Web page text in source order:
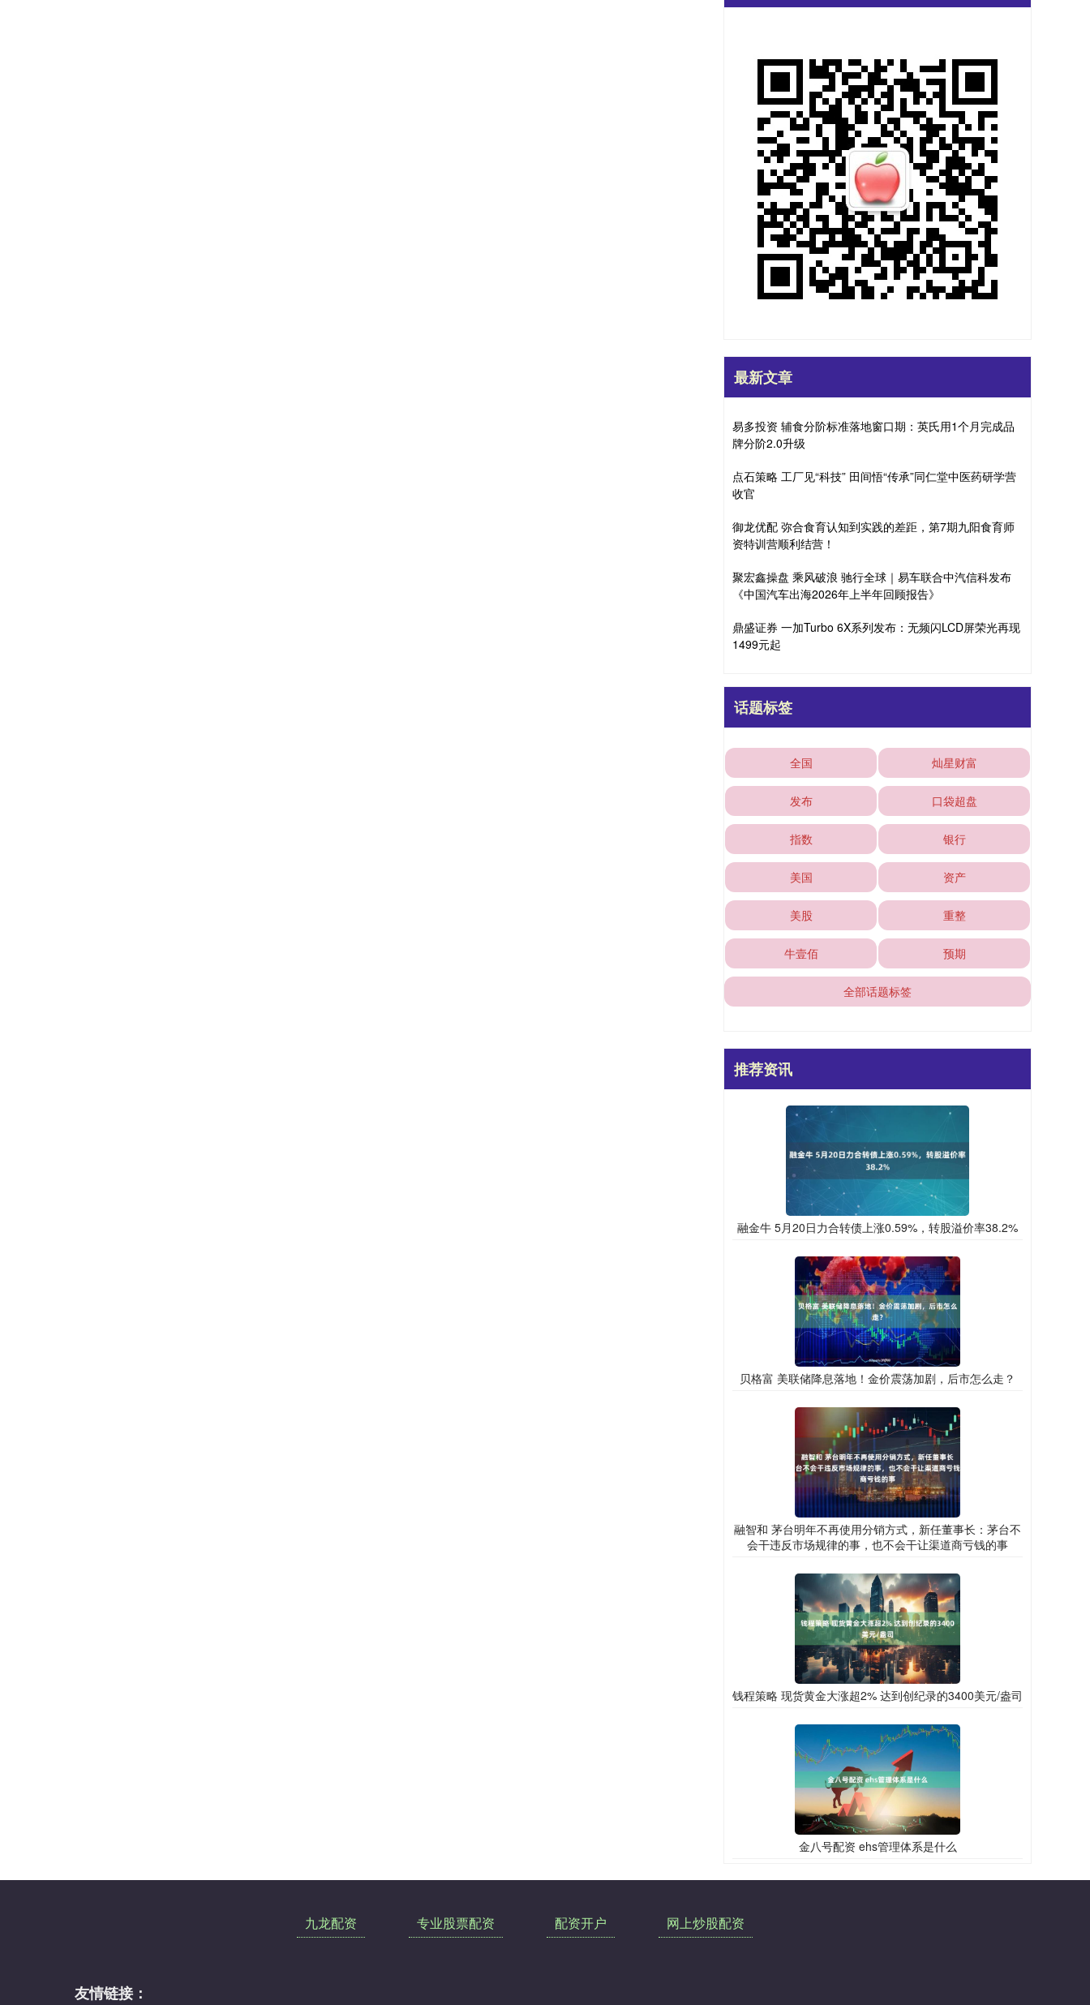
最新文章
易多投资 辅食分阶标准落地窗口期：英氏用1个月完成品
牌分阶2.0升级
点石策略 工厂见“科技” 田间悟“传承”同仁堂中医药研学营
收官
御龙优配 弥合食育认知到实践的差距，第7期九阳食育师
资特训营顺利结营！
聚宏鑫操盘 乘风破浪 驰行全球｜易车联合中汽信科发布
《中国汽车出海2026年上半年回顾报告》
鼎盛证券 一加Turbo 6X系列发布：无频闪LCD屏荣光再现
1499元起
话题标签
全国 灿星财富
发布 口袋超盘
指数 银行
美国 资产
美股 重整
牛壹佰 预期
全部话题标签
推荐资讯
融金牛 5月20日力合转债上涨0.59%，转股溢价率38.2%
贝格富 美联储降息落地！金价震荡加剧，后市怎么走？
融智和 茅台明年不再使用分销方式，新任董事长：茅台不
会干违反市场规律的事，也不会干让渠道商亏钱的事
钱程策略 现货黄金大涨超2% 达到创纪录的3400美元/盎司
金八号配资 ehs管理体系是什么
九龙配资 专业股票配资 配资开户 网上炒股配资
友情链接：